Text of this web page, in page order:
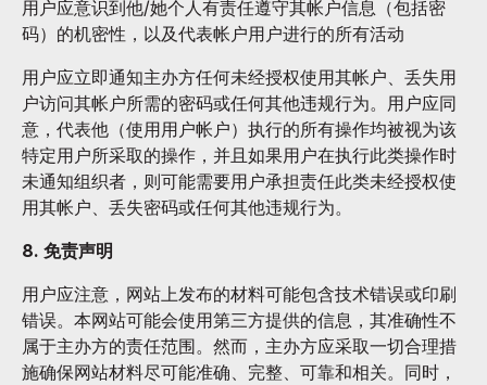
用户应意识到他/她个人有责任遵守其帐户信息（包括密
码）的机密性，以及代表帐户用户进行的所有活动
用户应立即通知主办方任何未经授权使用其帐户、丢失用
户访问其帐户所需的密码或任何其他违规行为。用户应同
意，代表他（使用用户帐户）执行的所有操作均被视为该
特定用户所采取的操作，并且如果用户在执行此类操作时
未通知组织者，则可能需要用户承担责任此类未经授权使
用其帐户、丢失密码或任何其他违规行为。
8. 免责声明
用户应注意，网站上发布的材料可能包含技术错误或印刷
错误。本网站可能会使用第三方提供的信息，其准确性不
属于主办方的责任范围。然而，主办方应采取一切合理措
施确保网站材料尽可能准确、完整、可靠和相关。同时，